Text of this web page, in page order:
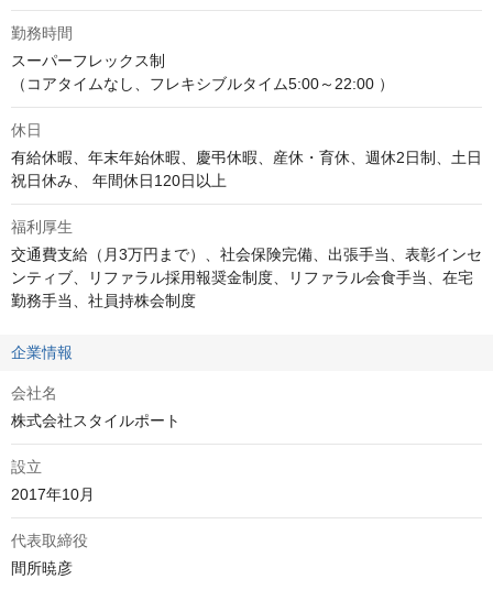
勤務時間
スーパーフレックス制
（コアタイムなし、フレキシブルタイム5:00～22:00 ）
休日
有給休暇、年末年始休暇、慶弔休暇、産休・育休、週休2日制、土日
祝日休み、 年間休日120日以上
福利厚生
交通費支給（月3万円まで）、社会保険完備、出張手当、表彰インセ
ンティブ、リファラル採用報奨金制度、リファラル会食手当、在宅
勤務手当、社員持株会制度
企業情報
会社名
株式会社スタイルポート
設立
2017年10月
代表取締役
間所暁彦